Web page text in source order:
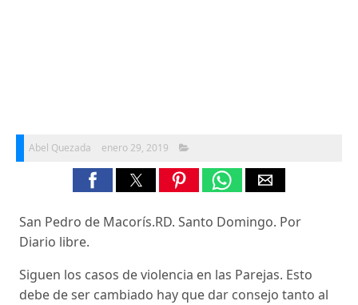
Abel Quezada enero 29, 2019
San Pedro de Macorís.RD. Santo Domingo. Por
Diario libre.
Siguen los casos de violencia en las Parejas. Esto
debe de ser cambiado hay que dar consejo tanto al